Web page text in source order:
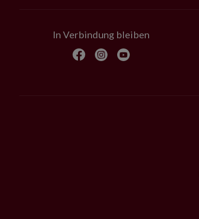
In Verbindung bleiben